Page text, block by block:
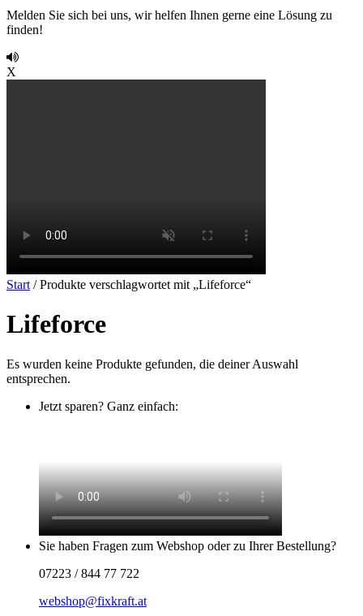
Melden Sie sich bei uns, wir helfen Ihnen gerne eine Lösung zu
finden!
X
Start / Produkte verschlagwortet mit „Lifeforce“
Lifeforce
Es wurden keine Produkte gefunden, die deiner Auswahl
entsprechen.
Jetzt sparen? Ganz einfach:
Sie haben Fragen zum Webshop oder zu Ihrer Bestellung?
07223 / 844 77 722
webshop@fixkraft.at